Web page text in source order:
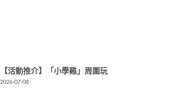
【活動推介】「小學雞」周圍玩
2026-07-08